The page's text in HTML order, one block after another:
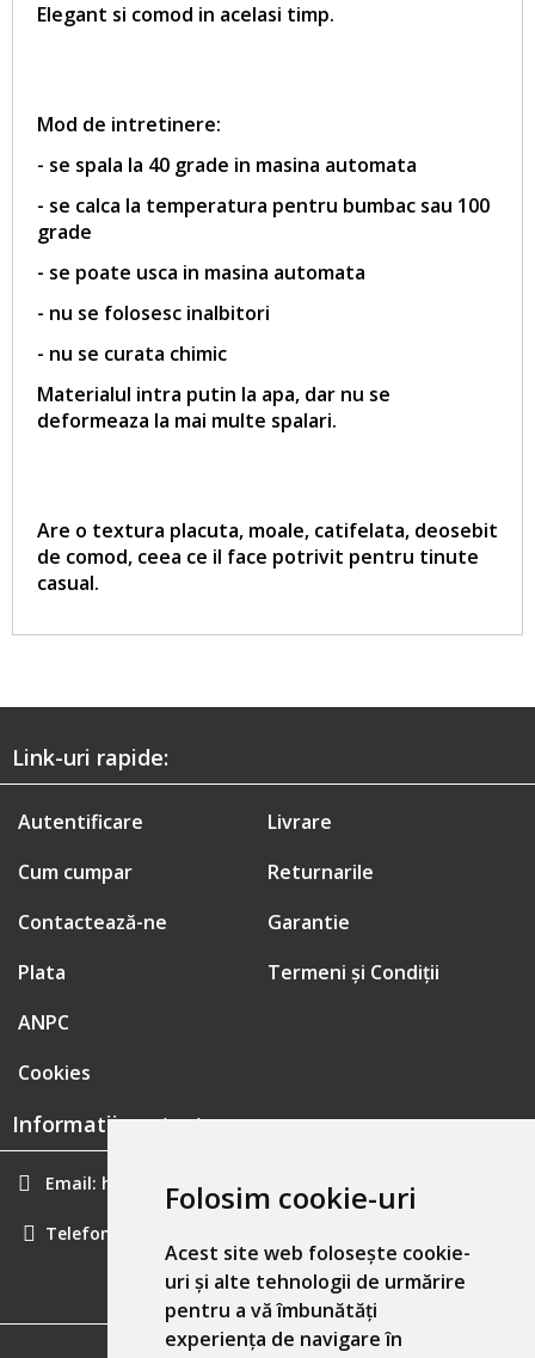
Folosim cookie-uri
Acest site web folosește cookie-
uri și alte tehnologii de urmărire
pentru a vă îmbunătăți
experiența de navigare în
Elegant si comod in acelasi timp.
Mod de intretinere:
- se spala la 40 grade in masina automata
- se calca la temperatura pentru bumbac sau 100
grade
- se poate usca in masina automata
- nu se folosesc inalbitori
- nu se curata chimic
Materialul intra putin la apa, dar nu se
deformeaza la mai multe spalari.
Are o textura placuta, moale, catifelata, deosebit
de comod, ceea ce il face potrivit pentru tinute
casual.
Link-uri rapide:
Autentificare
Cum cumpar
Contactează-ne
Plata
Livrare
Returnarile
Garantie
Termeni și Condiții
ANPC
Cookies
Informatii contact:
Email: hainecomode@gmail.com
Telefon:
GDPR